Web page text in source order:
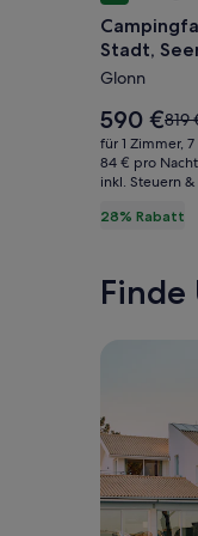
zwischen
Stadt,
Seen
und
Bergen
Stadt,
Glonn
28% Rabatt
Der
Preis
beträgt
590 €.
590 €Der
alte
Preis
war
siehe
zum
819
für 1 Zimmer,
84 € pro Nacht
inkl. Steuern
Suche